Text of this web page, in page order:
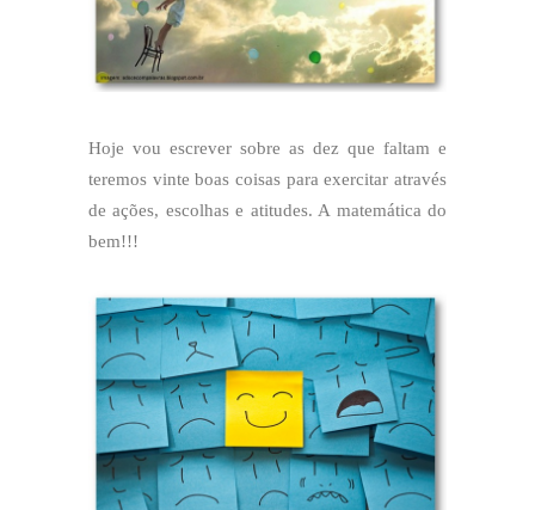
Hoje vou escrever sobre as dez que faltam e
teremos vinte boas coisas para exercitar através
de ações, escolhas e atitudes. A matemática do
bem!!!